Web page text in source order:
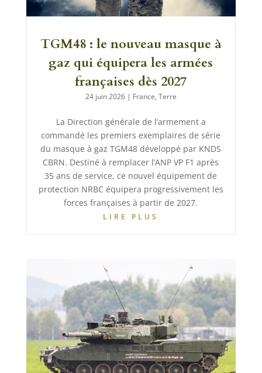
TGM48 : le nouveau masque à
gaz qui équipera les armées
françaises dès 2027
24 juin 2026| France, Terre
La Direction générale de l’armement a
commandé les premiers exemplaires de série
du masque à gaz TGM48 développé par KNDS
CBRN. Destiné à remplacer l’ANP VP F1 après
35 ans de service, ce nouvel équipement de
protection NRBC équipera progressivement les
forces françaises à partir de 2027.
LIRE PLUS